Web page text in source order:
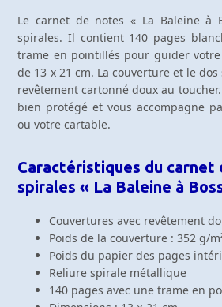
Le carnet de notes « La Baleine à
spirales. Il contient 140 pages
trame en pointillés pour guider
de 13 x 21 cm. La couverture et le
revêtement cartonné doux au
bien protégé et vous accompagne
ou votre cartable.
Caractéristiques du carnet
spirales « La Baleine à
Couvertures avec revêtement
Poids de la couverture : 352 g/
Poids du papier des pages
Reliure spirale métallique
140 pages avec une trame en